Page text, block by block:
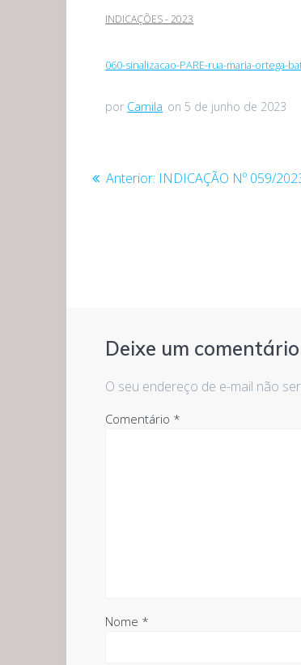
INDICAÇÕES - 2023
060-sinalizacao-PARE-rua-maria-ortega-
por Camila on 5 de junho de 2023
Navegação
Anterior: Post
INDICAÇÃO Nº 059/
Deixe um comentário
O seu endereço de e-mail não
Comentário *
Nome *